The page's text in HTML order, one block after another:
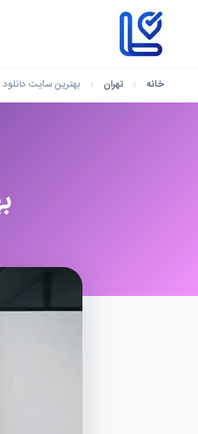
خانه تهران بهترین سایت